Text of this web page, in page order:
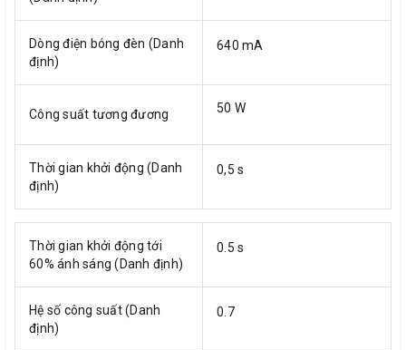
Dòng điện bóng đèn (Danh
định)
640 mA
Công suất tương đương 50 W
Thời gian khởi động (Danh
định)
0,5 s
Thời gian khởi động tới
60% ánh sáng (Danh định)
0.5 s
Hệ số công suất (Danh
định)
0.7